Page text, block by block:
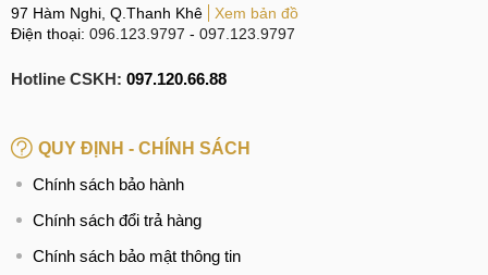
tiếp theo.
những dịch vụ chất lượng nhất như thay kính lưng, nắp
nói chung. Đáp ứng nhu cầu sửa chữa của khách hàng
Hệ thống sửa chữa điện thoại di động
Tại Hà Nội
97 Hàm Nghi, Q.Thanh Khê
Xem bản đồ
Điện thoại: 096.123.9797 - 097.123.9797
Hotline CSKH: 097.120.66.88
QUY ĐỊNH - CHÍNH SÁCH
Chính sách bảo hành
Chính sách đổi trả hàng
Chính sách bảo mật thông tin